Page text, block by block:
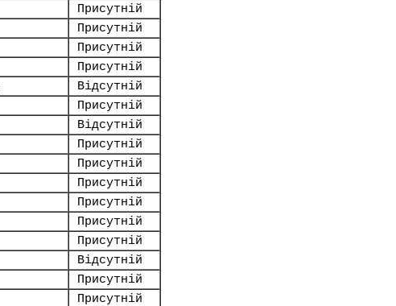
Присутній
Присутній
Присутній
Присутній
Відсутній
Присутній
Відсутній
Присутній
Присутній
Присутній
Присутній
Присутній
Присутній
Відсутній
Присутній
Присутній